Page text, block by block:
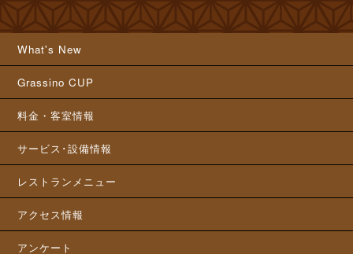
What's New
Grassino CUP
料金・客室情報
サービス･設備情報
レストランメニュー
アクセス情報
アンケート